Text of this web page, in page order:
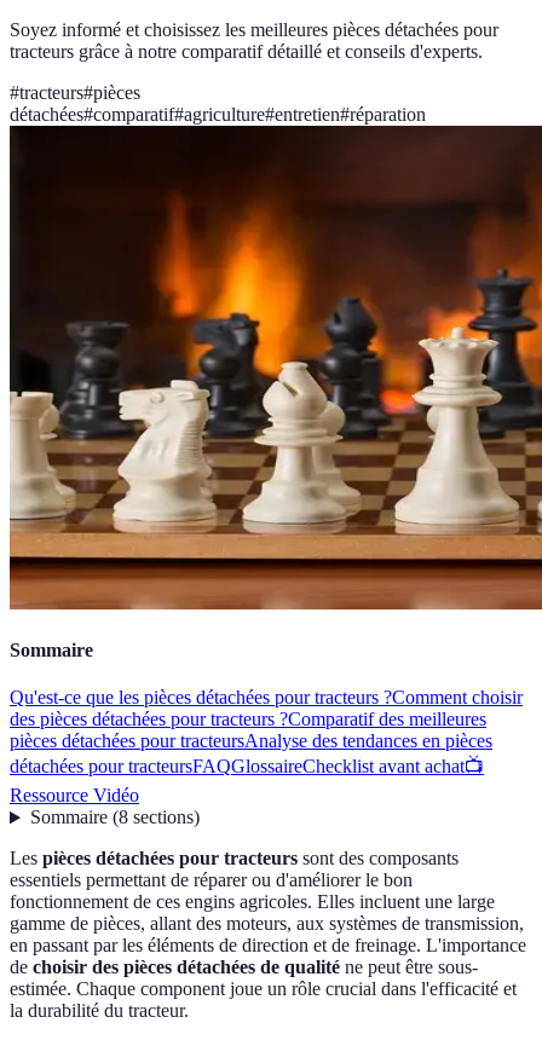
Soyez informé et choisissez les meilleures pièces détachées pour
tracteurs grâce à notre comparatif détaillé et conseils d'experts.
#tracteurs#pièces
détachées#comparatif#agriculture#entretien#réparation
Sommaire
Qu'est-ce que les pièces détachées pour tracteurs ?Comment choisir
des pièces détachées pour tracteurs ?Comparatif des meilleures
pièces détachées pour tracteursAnalyse des tendances en pièces
détachées pour tracteursFAQGlossaireChecklist avant achat📺
Ressource Vidéo
Sommaire(8 sections)
Les pièces détachées pour tracteurs sont des composants
essentiels permettant de réparer ou d'améliorer le bon
fonctionnement de ces engins agricoles. Elles incluent une large
gamme de pièces, allant des moteurs, aux systèmes de transmission,
en passant par les éléments de direction et de freinage. L'importance
de choisir des pièces détachées de qualité ne peut être sous-
estimée. Chaque component joue un rôle crucial dans l'efficacité et
la durabilité du tracteur.